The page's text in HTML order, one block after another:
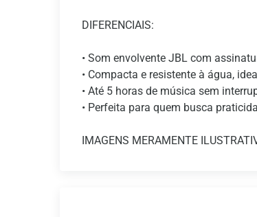
DIFERENCIAIS:
• Som envolvente JBL com
• Compacta e resistente à água,
• Até 5 horas de música sem
• Perfeita para quem busca
IMAGENS MERAMENTE